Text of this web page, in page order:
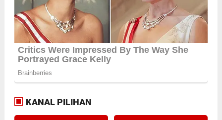
KANAL PILIHAN